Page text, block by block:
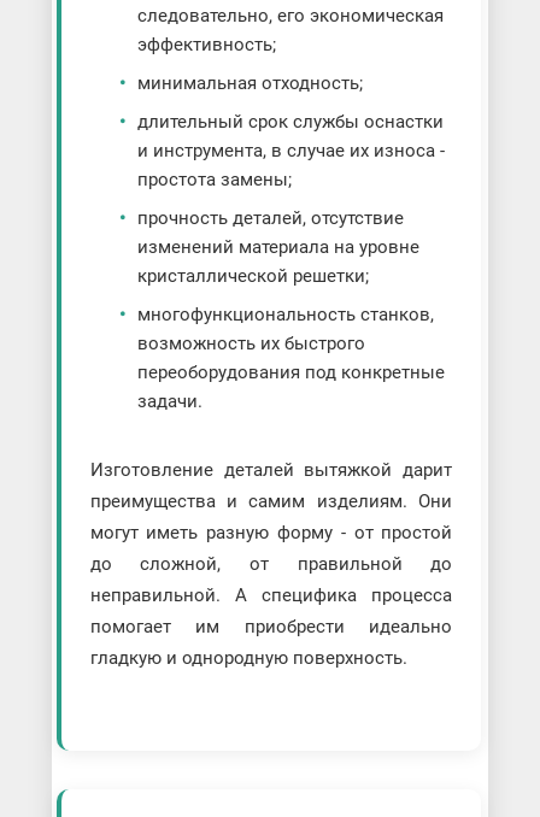
следовательно, его экономическая
эффективность;
минимальная отходность;
длительный срок службы оснастки
и инструмента, в случае их износа -
простота замены;
прочность деталей, отсутствие
изменений материала на уровне
кристаллической решетки;
многофункциональность станков,
возможность их быстрого
переоборудования под конкретные
задачи.
Изготовление деталей вытяжкой дарит
преимущества и самим изделиям. Они
могут иметь разную форму - от простой
до сложной, от правильной до
неправильной. А специфика процесса
помогает им приобрести идеально
гладкую и однородную поверхность.